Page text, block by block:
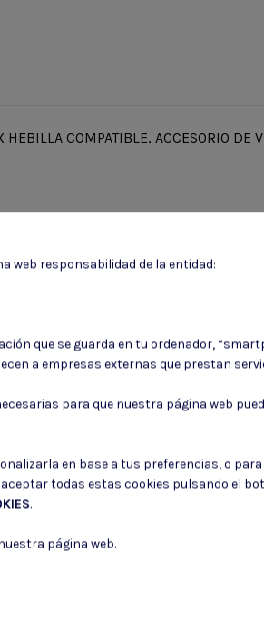
COMPATIBLE, ACCESORIO DE
para los fines indicados en laPolítica de
web responsabilidad de la entidad:
que se guarda en tu ordenador,
a empresas externas que prestan
para que nuestra página web
en base a tus preferencias, o
todas estas cookies pulsando el
.
página web.